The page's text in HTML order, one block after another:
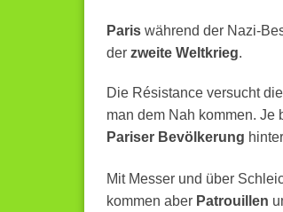
Paris während der Nazi-
der zweite Weltkrieg.
Die Résistance versucht
man dem Nah kommen. Je
Pariser Bevölkerung
Mit Messer und über
kommen aber Patrouillen